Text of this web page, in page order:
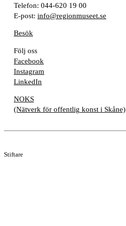
Telefon: 044-620 19 00
E-post: info@regionmuseet.se
Besök
Följ oss
Facebook
Instagram
LinkedIn
NOKS
(Nätverk för offentlig konst i Skåne)
Stiftare